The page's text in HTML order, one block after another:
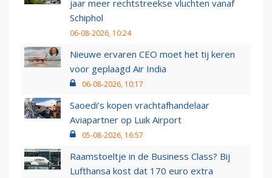
jaar meer rechtstreekse vluchten vanaf
Schiphol
06-08-2026, 10:24
Nieuwe ervaren CEO moet het tij keren
voor geplaagd Air India
06-08-2026, 10:17
Saoedi’s kopen vrachtafhandelaar
Aviapartner op Luik Airport
05-08-2026, 16:57
Raamstoeltje in de Business Class? Bij
Lufthansa kost dat 170 euro extra